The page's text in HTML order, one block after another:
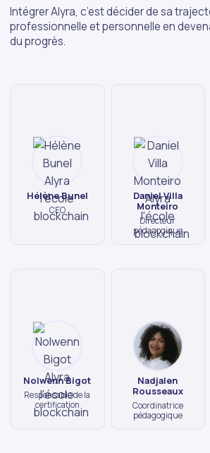
Intégrer Alyra, c’est décider de sa
professionnelle et personnelle en
du progrès.
Hélène Bunel
CEO
Daniel Villa
Monteiro
Directeur
pédagogique
Nolwenn Bigot
Responsable de la
certification
Nadjalen
Rousseaux
Coordinatrice
pédagogique